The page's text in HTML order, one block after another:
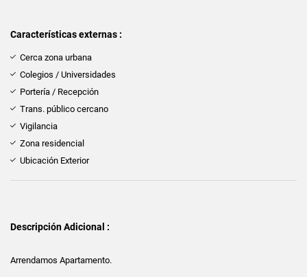
Características externas :
Cerca zona urbana
Colegios / Universidades
Portería / Recepción
Trans. público cercano
Vigilancia
Zona residencial
Ubicación Exterior
Descripción Adicional :
Arrendamos Apartamento.